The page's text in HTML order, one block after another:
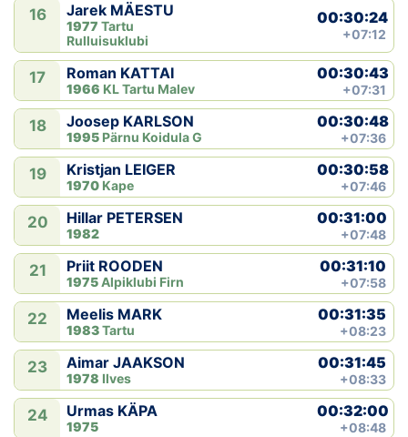
16 Jarek MÄESTU
1977 Tartu
Rulluisuklubi
00:30:24
+07:12
17 Roman KATTAI
1966 KL Tartu Malev
00:30:43
+07:31
18 Joosep KARLSON
1995 Pärnu Koidula G
00:30:48
+07:36
19 Kristjan LEIGER
1970 Kape
00:30:58
+07:46
20 Hillar PETERSEN
1982
00:31:00
+07:48
21 Priit ROODEN
1975Alpiklubi Firn
00:31:10
+07:58
22 Meelis MARK
1983Tartu
00:31:35
+08:23
23 Aimar JAAKSON
1978 Ilves
00:31:45
+08:33
24 Urmas KÄPA
1975
00:32:00
+08:48